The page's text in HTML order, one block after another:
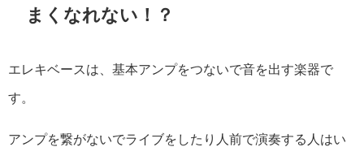
まくなれない！？
エレキベースは、基本アンプをつないで音を出す楽器で
す。
アンプを繋がないでライブをしたり人前で演奏する人はい